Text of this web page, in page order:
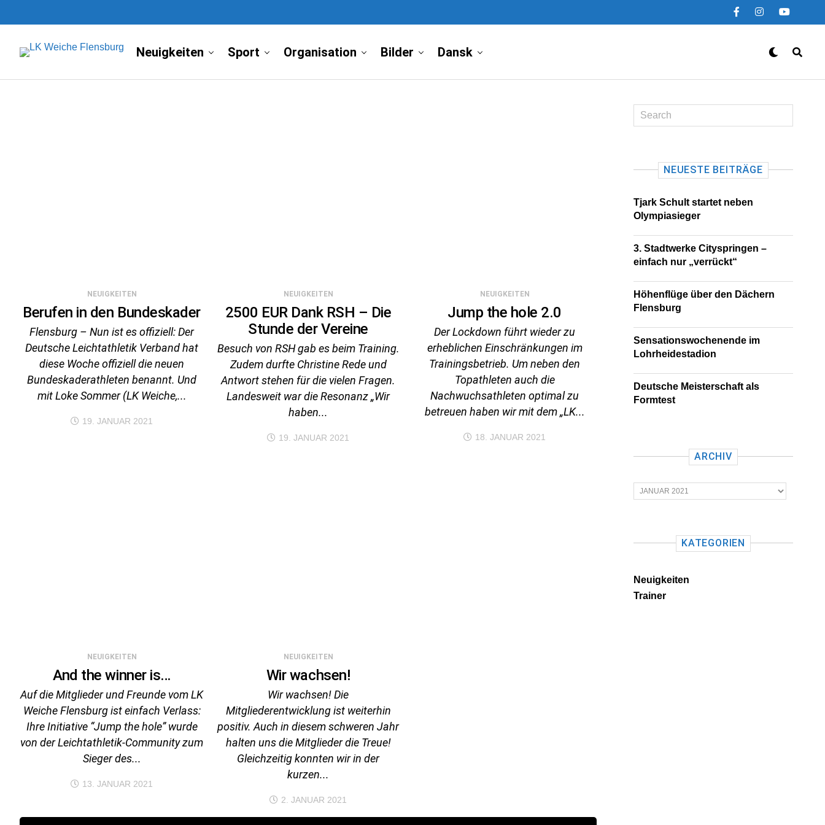
Neuigkeiten Sport Organisation Bilder Dansk
NEUIGKEITEN
Berufen in den Bundeskader
Flensburg – Nun ist es offiziell: Der
Deutsche Leichtathletik Verband hat
diese Woche offiziell die neuen
Bundeskaderathleten benannt. Und
mit Loke Sommer (LK Weiche,...
19. JANUAR 2021
NEUIGKEITEN
2500 EUR Dank RSH – Die
Stunde der Vereine
Besuch von RSH gab es beim Training.
Zudem durfte Christine Rede und
Antwort stehen für die vielen Fragen.
Landesweit war die Resonanz „Wir
haben...
19. JANUAR 2021
NEUIGKEITEN
Jump the hole 2.0
Der Lockdown führt wieder zu
erheblichen Einschränkungen im
Trainingsbetrieb. Um neben den
Topathleten auch die
Nachwuchsathleten optimal zu
betreuen haben wir mit dem „LK...
18. JANUAR 2021
NEUIGKEITEN
And the winner is…
Auf die Mitglieder und Freunde vom LK
Weiche Flensburg ist einfach Verlass:
Ihre Initiative “Jump the hole” wurde
von der Leichtathletik-Community zum
Sieger des...
13. JANUAR 2021
NEUIGKEITEN
Wir wachsen!
Wir wachsen! Die
Mitgliederentwicklung ist weiterhin
positiv. Auch in diesem schweren Jahr
halten uns die Mitglieder die Treue!
Gleichzeitig konnten wir in der
kurzen...
2. JANUAR 2021
NEUESTE BEITRÄGE
Tjark Schult startet neben
Olympiasieger
3. Stadtwerke Cityspringen –
einfach nur „verrückt“
Höhenflüge über den Dächern
Flensburg
Sensationswochenende im
Lohrheidestadion
Deutsche Meisterschaft als
Formtest
ARCHIV
A
KATEGORIEN
Neuigkeiten
Trainer